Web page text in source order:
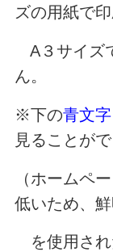
ズの用紙で
A３サイズ
ん。
※下の青文字
見ることが
（ホームペ
低いため、
を使用され